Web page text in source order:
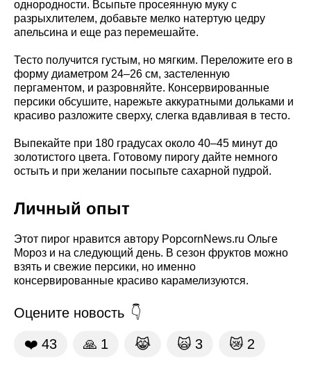
однородности. Всыпьте просеянную муку с
разрыхлителем, добавьте мелко натертую цедру
апельсина и еще раз перемешайте.
Тесто получится густым, но мягким. Переложите его в
форму диаметром 24–26 см, застеленную
пергаментом, и разровняйте. Консервированные
персики обсушите, нарежьте аккуратными дольками и
красиво разложите сверху, слегка вдавливая в тесто.
Выпекайте при 180 градусах около 40–45 минут до
золотистого цвета. Готовому пирогу дайте немного
остыть и при желании посыпьте сахарной пудрой.
Личный опыт
Этот пирог нравится автору PopcornNews.ru Ольге
Мороз и на следующий день. В сезон фруктов можно
взять и свежие персики, но именно
консервированные красиво карамелизуются.
Оцените новость
❤️ 43 🙏 1 😹 🙀 3 😿 2